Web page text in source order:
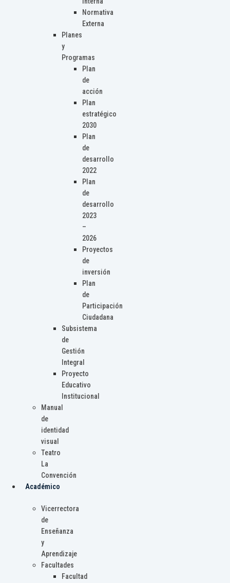
Normativa
Externa
Planes
y
Programas
Plan
de
acción
Plan
estratégico
2030
Plan
de
desarrollo
2022
Plan
de
desarrollo
2023
–
2026
Proyectos
de
inversión
Plan
de
Participación
Ciudadana
Subsistema
de
Gestión
Integral
Proyecto
Educativo
Institucional
Manual
de
identidad
visual
Teatro
La
Convención
Académico
Vicerrectora
de
Enseñanza
y
Aprendizaje
Facultades
Facultad